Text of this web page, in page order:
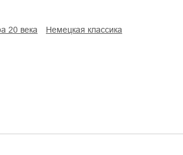
20 века
немецкая классика